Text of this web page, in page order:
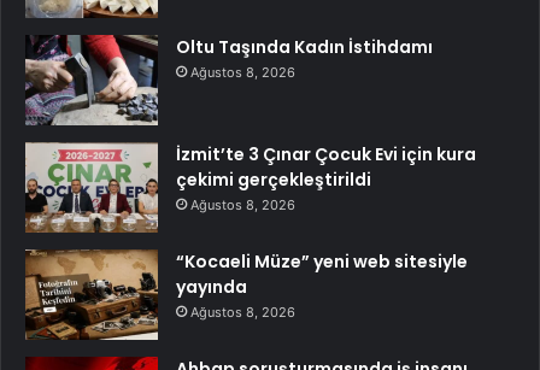
Oltu Taşında Kadın İstihdamı
Ağustos 8, 2026
İzmit’te 3 Çınar Çocuk Evi için kura
çekimi gerçekleştirildi
Ağustos 8, 2026
“Kocaeli Müze” yeni web sitesiyle
yayında
Ağustos 8, 2026